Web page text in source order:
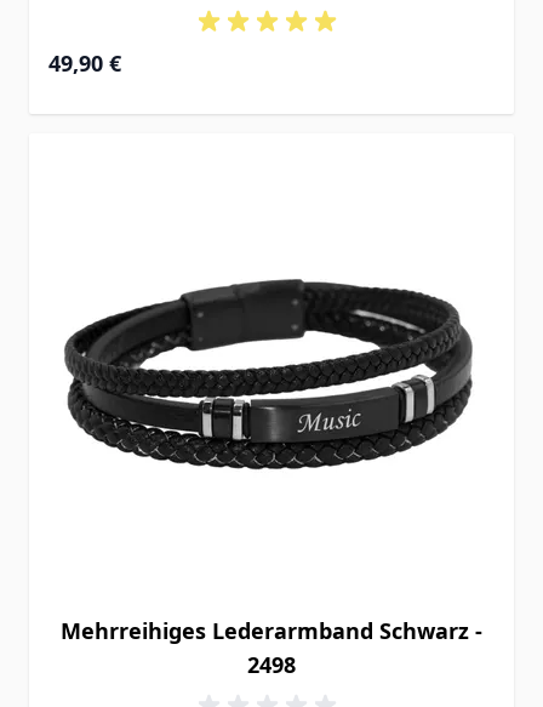
49,90 €
Mehrreihiges Lederarmband Schwarz -
2498